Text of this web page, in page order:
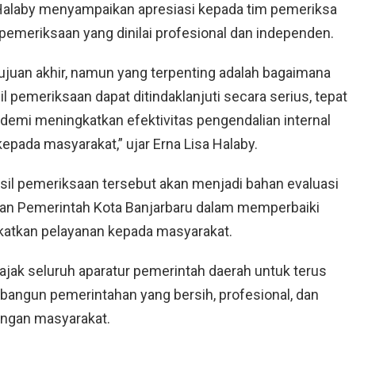
menyampaikan apresiasi kepada tim pemeriksa
yang dinilai profesional dan independen.
akhir, namun yang terpenting adalah bagaimana
pemeriksaan dapat ditindaklanjuti secara serius, tepat
meningkatkan efektivitas pengendalian internal
masyarakat,” ujar Erna Lisa Halaby.
pemeriksaan tersebut akan menjadi bahan evaluasi
Pemerintah Kota Banjarbaru dalam memperbaiki
pelayanan kepada masyarakat.
seluruh aparatur pemerintah daerah untuk terus
pemerintahan yang bersih, profesional, dan
masyarakat.